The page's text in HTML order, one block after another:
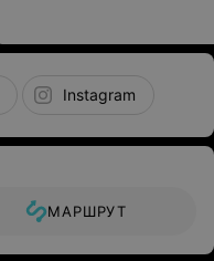
Instagram
МАРШРУТ